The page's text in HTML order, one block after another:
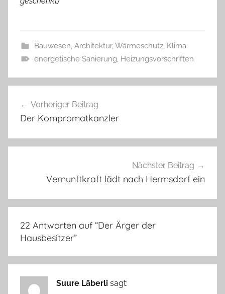
Bauwesen, Architektur, Wärmeschutz, Klima
energetische Sanierung, Heizungsvorschriften
Vorheriger Beitrag
Der Kompromatkanzler
Nächster Beitrag
Vernunftkraft lädt nach Hermsdorf ein
22 Antworten auf “Der Ärger der
Hausbesitzer”
Suure Läberli sagt: